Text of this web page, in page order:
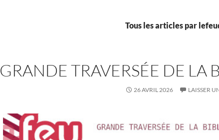
Tous les articles par
GRANDE TRAVERSÉE DE LA
26 AVRIL 2026 LAISSER